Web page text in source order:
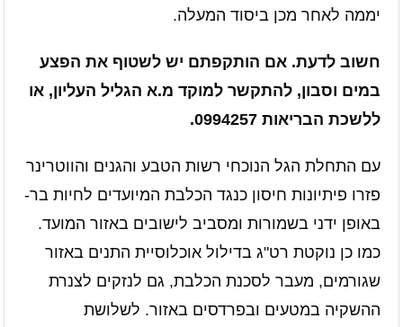
יממה לאחר מכן ביסוד המעלה.
חשוב לדעת. אם הותקפתם יש לשטוף את הפצע
במים וסבון, להתקשר למוקד מ.א הגליל העליון, או
ללשכת הבריאות 0994257.
עם התחלת הגל הנוכחי רשות הטבע והגנים והווטרינר
פזרו פיתיונות חיסון כנגד הכלבת המיועדים לחיות בר-
באופן ידני בשמורות ומסביב לישובים באזור המועד.
כמו כן נוקטת רט"ג בדילול אוכלוסיית התנים באזור
שגורמים, מעבר לסכנת הכלבת, גם לנזקים לצנרת
ההשקיה במטעים ובפרדסים באזור. לשלושת